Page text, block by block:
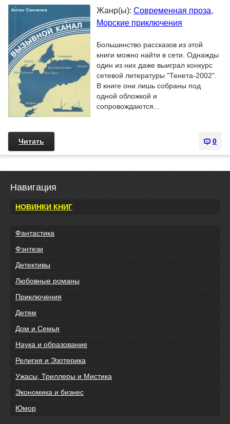
Жанр(ы): Современная проза,
Морские приключения
Большинство рассказов из этой
книги можно найти в сети. Однажды
один из них даже выиграл конкурс
сетевой литературы "Тенета-2002".
В книге они лишь собраны под
одной обложкой и
сопровождаются...
0
Читать
Навигация
НОВИНКИ КНИГ
Фантастика
Фэнтези
Детективы
Любовные романы
Приключения
Детям
Дом и Семья
Наука и образование
Религия и Эзотерика
Ужасы, Триллеры и Мистика
Экономика и бизнес
Юмор